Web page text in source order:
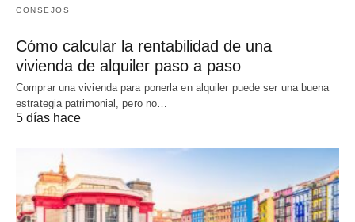
CONSEJOS
Cómo calcular la rentabilidad de una
vivienda de alquiler paso a paso
Comprar una vivienda para ponerla en alquiler puede ser una buena
estrategia patrimonial, pero no…
5 días hace